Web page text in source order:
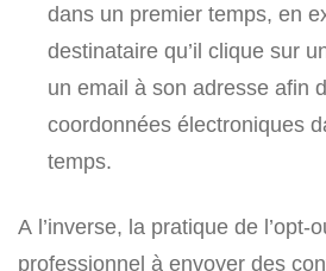
dans un premier temps, en
destinataire qu’il clique sur
un email à son adresse afin
coordonnées électroniques
temps.
A l’inverse, la pratique de l’opt-
professionnel à envoyer des